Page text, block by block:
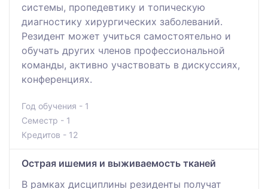
системы, пропедевтику и топическую
диагностику хирургических заболеваний.
Резидент может учиться самостоятельно и
обучать других членов профессиональной
команды, активно участвовать в дискуссиях,
конференциях.
Год обучения - 1
Семестр - 1
Кредитов - 12
Острая ишемия и выживаемость тканей
В рамках дисциплины резиденты получат